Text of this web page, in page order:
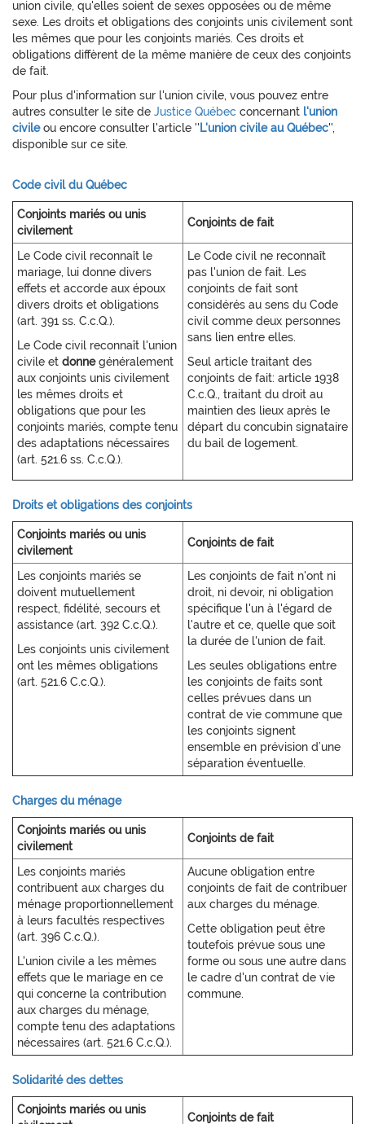
union civile, qu'elles soient de sexes opposées ou de même
sexe. Les droits et obligations des conjoints unis civilement sont
les mêmes que pour les conjoints mariés. Ces droits et
obligations diffèrent de la même manière de ceux des conjoints
de fait.
Pour plus d'information sur l'union civile, vous pouvez entre
autres consulter le site de Justice Québec concernant l'union
civileou encore consulter l'article '' L'union civile au Québec'',
disponible sur ce site.
Code civil du Québec
Conjoints mariés ou unis
civilement
Conjoints de fait
Le Code civil reconnaît le
mariage, lui donne divers
effets et accorde aux époux
divers droits et obligations
(art. 391 ss. C.c.Q.).
Le Code civil reconnaît l'union
civile et donnegénéralement
aux conjoints unis civilement
les mêmes droits et
obligations que pour les
conjoints mariés, compte tenu
des adaptations nécessaires
(art. 521.6 ss. C.c.Q.).
Le Code civil ne reconnaît
pas l'union de fait. Les
conjoints de fait sont
considérés au sens du Code
civil comme deux personnes
sans lien entre elles.
Seul article traitant des
conjoints de fait: article 1938
C.c.Q., traitant du droit au
maintien des lieux après le
départ du concubin signataire
du bail de logement.
Droits et obligations des conjoints
Conjoints mariés ou unis
civilement
Conjoints de fait
Les conjoints mariés se
doivent mutuellement
respect, fidélité, secours et
assistance (art. 392 C.c.Q.).
Les conjoints unis civilement
ont les mêmes obligations
(art. 521.6 C.c.Q.).
Les conjoints de fait n'ont ni
droit, ni devoir, ni obligation
spécifique l'un à l'égard de
l'autre et ce, quelle que soit
la durée de l'union de fait.
Les seules obligations entre
les conjoints de faits sont
celles prévues dans un
contrat de vie commune que
les conjoints signent
ensemble en prévision d’une
séparation éventuelle.
Charges du ménage
Conjoints mariés ou unis
civilement
Conjoints de fait
Les conjoints mariés
contribuent aux charges du
ménage proportionnellement
à leurs facultés respectives
(art. 396 C.c.Q.).
L'union civile a les mêmes
effets que le mariage en ce
qui concerne la contribution
aux charges du ménage,
compte tenu des adaptations
nécessaires (art. 521.6 C.c.Q.).
Aucune obligation entre
conjoints de fait de contribuer
aux charges du ménage.
Cette obligation peut être
toutefois prévue sous une
forme ou sous une autre dans
le cadre d'un contrat de vie
commune.
Solidarité des dettes
Conjoints mariés ou unis
Conjoints de fait